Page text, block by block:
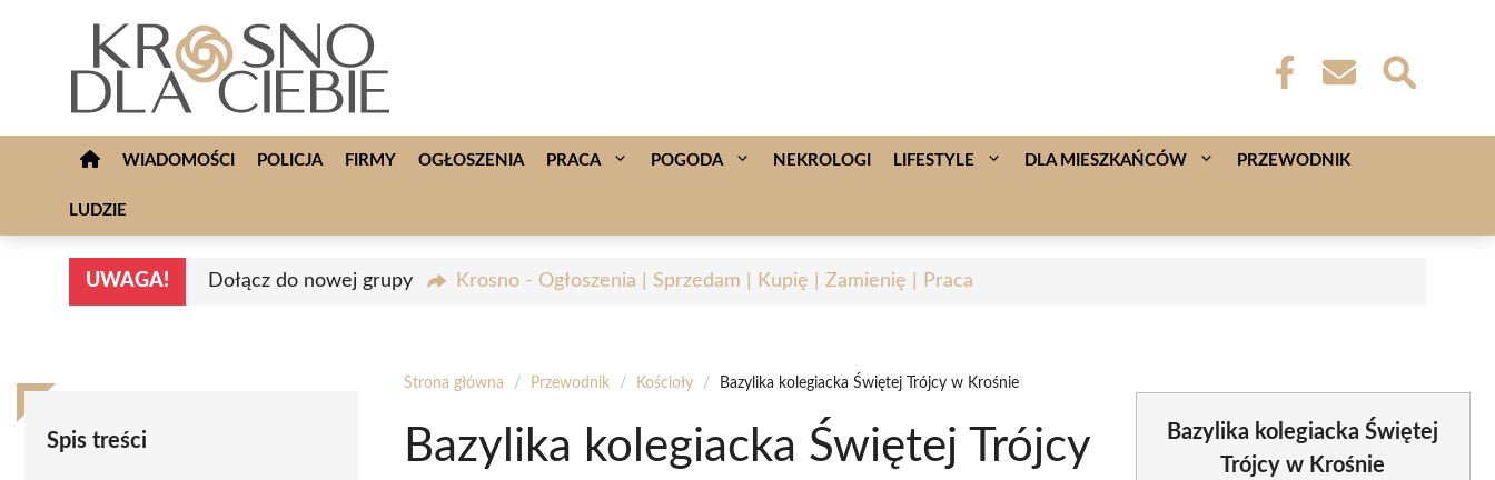
WIADOMOŚCI POLICJA FIRMY OGŁOSZENIA PRACA POGODA NEKROLOGI LIFESTYLE DLA MIESZKAŃCÓW PRZEWODNIK
LUDZIE
UWAGA! Dołącz do nowej grupy Krosno - Ogłoszenia | Sprzedam | Kupię | Zamienię | Praca
Spis treści
Strona główna / Przewodnik / Kościoły / Bazylika kolegiacka Świętej Trójcy w Krośnie
Bazylika kolegiacka Świętej Trójcy
Bazylika kolegiacka Świętej
Trójcy w Krośnie